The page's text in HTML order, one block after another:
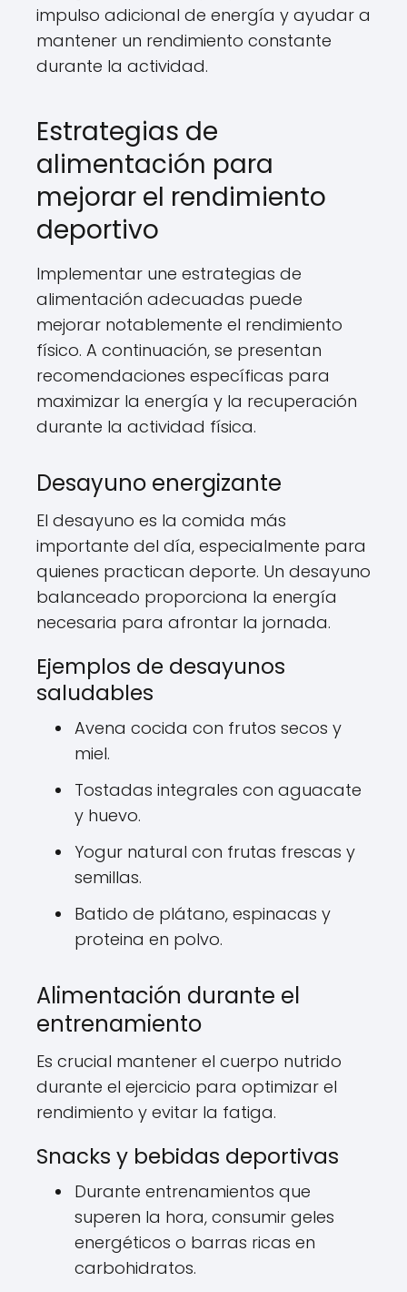
impulso adicional de energía y ayudar a
mantener un rendimiento constante
durante la actividad.
Estrategias de
alimentación para
mejorar el rendimiento
deportivo
Implementar une estrategias de
alimentación adecuadas puede
mejorar notablemente el rendimiento
físico. A continuación, se presentan
recomendaciones específicas para
maximizar la energía y la recuperación
durante la actividad física.
Desayuno energizante
El desayuno es la comida más
importante del día, especialmente para
quienes practican deporte. Un desayuno
balanceado proporciona la energía
necesaria para afrontar la jornada.
Ejemplos de desayunos
saludables
Avena cocida con frutos secos y
miel.
Tostadas integrales con aguacate
y huevo.
Yogur natural con frutas frescas y
semillas.
Batido de plátano, espinacas y
proteina en polvo.
Alimentación durante el
entrenamiento
Es crucial mantener el cuerpo nutrido
durante el ejercicio para optimizar el
rendimiento y evitar la fatiga.
Snacks y bebidas deportivas
Durante entrenamientos que
superen la hora, consumir geles
energéticos o barras ricas en
carbohidratos.